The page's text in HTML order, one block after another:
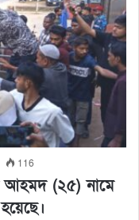
116
আহমদ (২৫) নামে